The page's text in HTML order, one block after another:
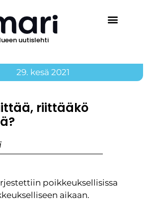
uutislehti
29. kesä 2021
riittääkö
poikkeuksellisissa
aikaan.